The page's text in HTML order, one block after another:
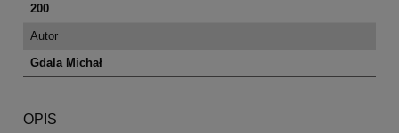
200
Autor
Gdala Michał
OPIS